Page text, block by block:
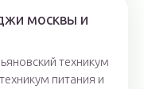
москвы и
техникум
питания и